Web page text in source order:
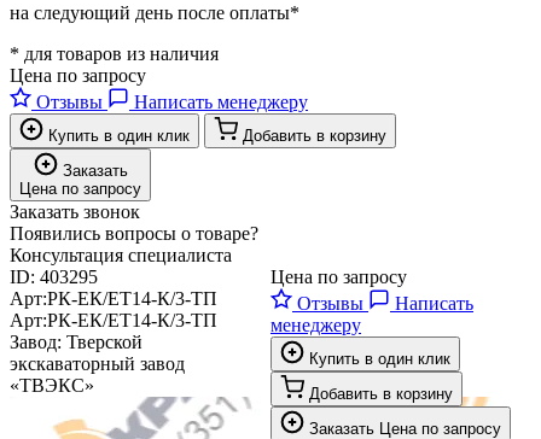
на следующий день после оплаты*
* для товаров из наличия
Цена по запросу
Отзывы
Написать менеджеру
Купить в один клик
Добавить в корзину
Заказать
Цена по запросу
Заказать звонок
Появились вопросы о товаре?
Консультация специалиста
ID: 403295
Арт:РК-ЕК/ЕТ14-К/3-ТП
Арт:РК-ЕК/ЕТ14-К/3-ТП
Завод: Тверской
экскаваторный завод
«ТВЭКС»
Цена по запросу
Отзывы
Написать
менеджеру
Купить в один клик
Добавить в корзину
Заказать Цена по запросу